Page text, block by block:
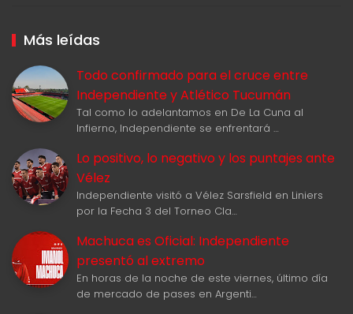
Más leídas
Todo confirmado para el cruce entre
Independiente y Atlético Tucumán
Tal como lo adelantamos en De La Cuna al
Infierno, Independiente se enfrentará …
Lo positivo, lo negativo y los puntajes ante
Vélez
Independiente visitó a Vélez Sarsfield en Liniers
por la Fecha 3 del Torneo Cla…
Machuca es Oficial: Independiente
presentó al extremo
En horas de la noche de este viernes, último día
de mercado de pases en Argenti…